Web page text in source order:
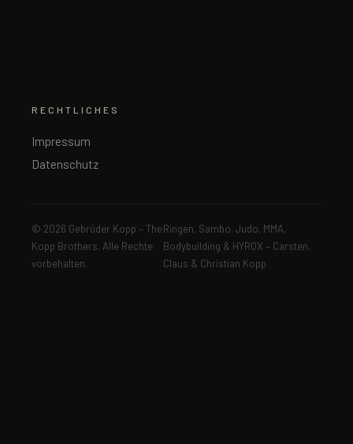
RECHTLICHES
Impressum
Datenschutz
© 2026 Gebrüder Kopp – The
Kopp Brothers. Alle Rechte
vorbehalten.
Ringen, Sambo, Judo, MMA,
Bodybuilding & HYROX – Carsten,
Claus & Christian Kopp